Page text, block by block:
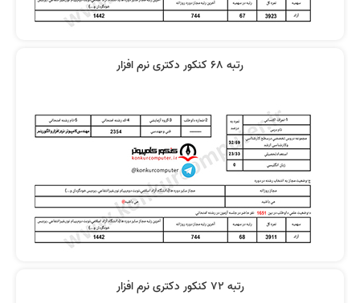
رتبه 68 کنکور دکتری نرم افزار
رتبه 72 کنکور دکتری نرم افزار